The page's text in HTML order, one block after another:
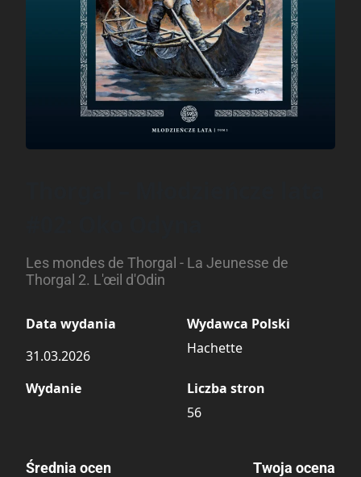
Les mondes de Thorgal - La Jeunesse de
Thorgal 2. L'œil d'Odin
Data wydania
31.03.2026
Wydawca Polski
Hachette
Wydanie
Liczba stron
56
Średnia ocen Twoja ocena